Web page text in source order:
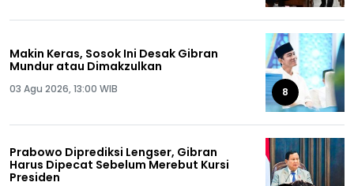
Makin Keras, Sosok Ini Desak Gibran
Mundur atau Dimakzulkan
03 Agu 2026, 13:00 WIB 8
Prabowo Diprediksi Lengser, Gibran
Harus Dipecat Sebelum Merebut Kursi
Presiden